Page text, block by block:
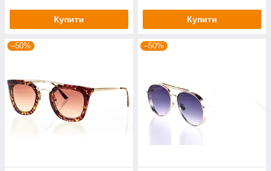
Купити Купити
–50% –50%